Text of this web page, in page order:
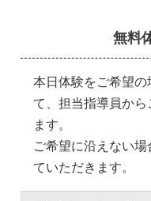
無料
本日体験をご希望
て、担当指導員から
ます。
ご希望に沿えない
ていただきます。